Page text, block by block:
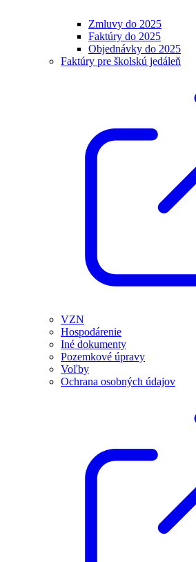
Zmluvy do 2025
Faktúry do 2025
Objednávky do 2025
Faktúry pre školskú jedáleň
VZN
Hospodárenie
Iné dokumenty
Pozemkové úpravy
Voľby
Ochrana osobných údajov